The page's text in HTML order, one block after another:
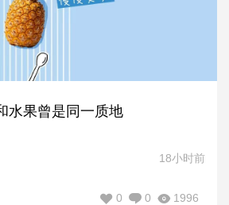
水果曾是同一质地
18小时前
1996
0
0